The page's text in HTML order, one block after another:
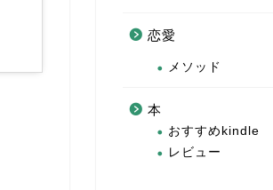
恋愛
メソッド
本
おすすめkindle
レビュー